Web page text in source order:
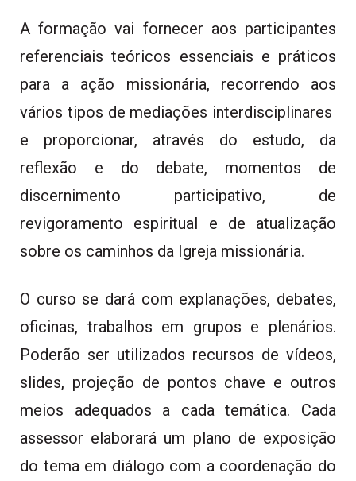
A formação vai fornecer aos participantes
referenciais teóricos essenciais e práticos
para a ação missionária, recorrendo aos
vários tipos de mediações interdisciplinares
e proporcionar, através do estudo, da
reflexão e do debate, momentos de
discernimento participativo, de
revigoramento espiritual e de atualização
sobre os caminhos da Igreja missionária.
O curso se dará com explanações, debates,
oficinas, trabalhos em grupos e plenários.
Poderão ser utilizados recursos de vídeos,
slides, projeção de pontos chave e outros
meios adequados a cada temática. Cada
assessor elaborará um plano de exposição
do tema em diálogo com a coordenação do